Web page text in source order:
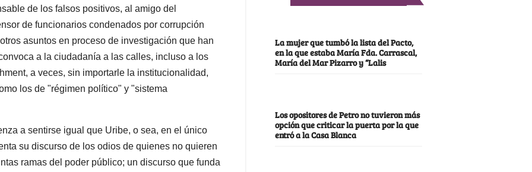
de los falsos positivos, al amigo del
de funcionarios condenados por corrupción
asuntos en proceso de investigación que han
a la ciudadanía a las calles, incluso a los
a veces, sin importarle la institucionalidad,
los de "régimen político" y "sistema
a sentirse igual que Uribe, o sea, en el único
su discurso de los odios de quienes no quieren
ramas del poder público; un discurso que funda
La mujer que tumbó la lista del Pacto,
en la que estaba María Fda. Carrascal,
María del Mar Pizarro y “Lalis
Los opositores de Petro no tuvieron más
opción que criticar la puerta por la que
entró a la Casa Blanca